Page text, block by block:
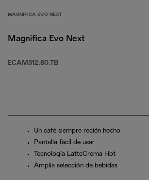
MAGNIFICA EVO NEXT
Magnifica Evo Next
ECAM312.80.TB
Un café siempre recién hecho
Pantalla fácil de usar
Tecnología LatteCrema Hot
Amplia selección de bebidas